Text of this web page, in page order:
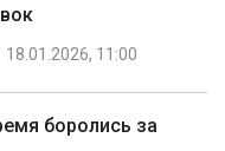
18.01.2026, 11:00
боролись за